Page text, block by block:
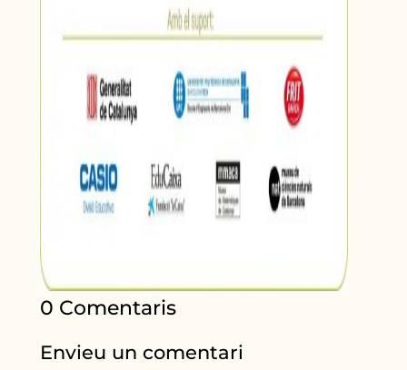
0 Comentaris
Envieu un comentari